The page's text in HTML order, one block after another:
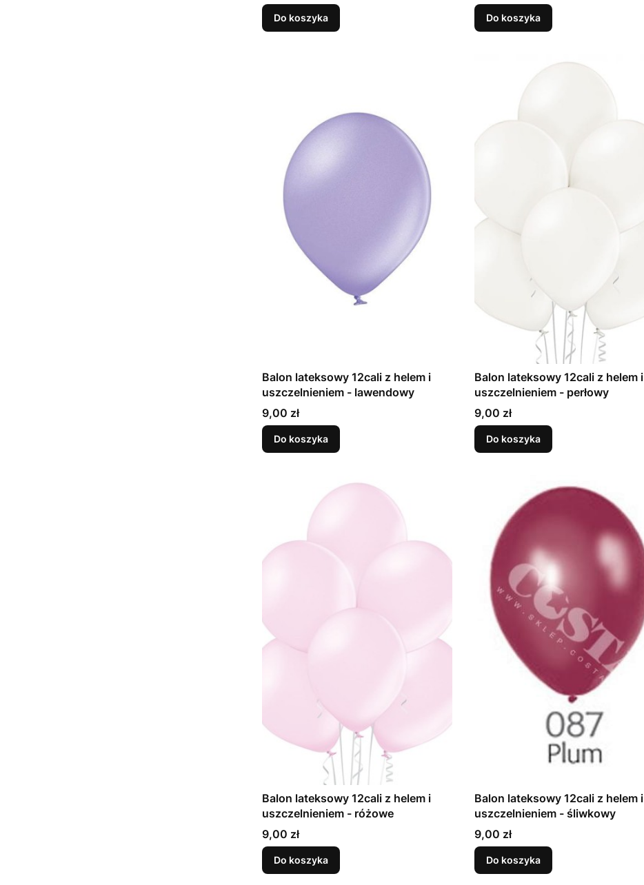
Do koszyka Do koszyka
Balon lateksowy 12cali z helem i
uszczelnieniem - lawendowy
Cena
9,00 zł
Do koszyka
Balon lateksowy 12cali z helem i
uszczelnieniem - perłowy
Cena
9,00 zł
Do koszyka
Balon lateksowy 12cali z helem i
uszczelnieniem - różowe
Cena
9,00 zł
Do koszyka
Balon lateksowy 12cali z helem i
uszczelnieniem - śliwkowy
Cena
9,00 zł
Do koszyka